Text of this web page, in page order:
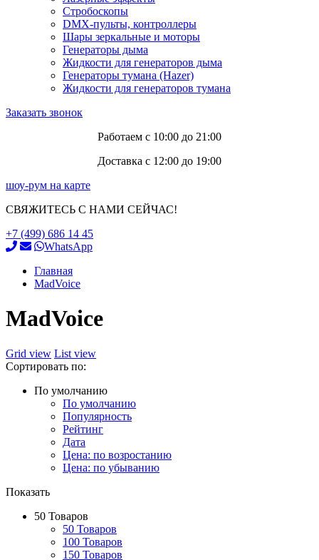
Стробоскопы
DMX-пульты, контроллеры
Шары зеркальные и моторы
Генераторы дыма
Жидкости для генераторов дыма
Генераторы тумана (Hazer)
Жидкости для генераторов тумана
Заказать звонок
Работаем с 10:00 до 21:00
Доставка с 12:00 до 19:00
шоу-рум на карте
СВЯЖИТЕСЬ С НАМИ СЕЙЧАС!
+7 (499) 686 14 45
WhatsApp
Главная
MadVoice
MadVoice
Grid view List view
Сортировать по:
По умолчанию
По умолчанию
Популярность
Рейтинг
Дата
Цена: по возростанию
Цена: по убыванию
Показать
50 Товаров
50 Товаров
100 Товаров
150 Товаров